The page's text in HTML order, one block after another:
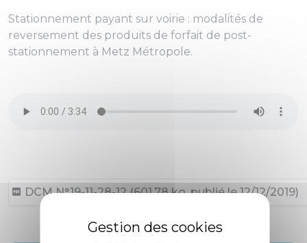
Stationnement payant sur voirie : modalités de
reversement des produits de forfait de post-
stationnement à Metz Métropole.
DCM N°19-11-28-12 (601,78 ko, publié le 12/12/2019)